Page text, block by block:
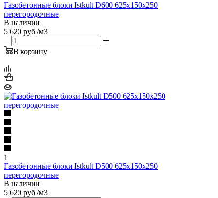
Газобетонные блоки Istkult D600 625х150х250
перегородочные
В наличии
5 620 руб./м3
В корзину
1
Газобетонные блоки Istkult D500 625х150х250
перегородочные
В наличии
5 620 руб./м3